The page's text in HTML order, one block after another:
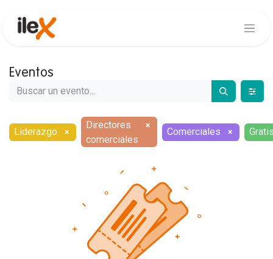
Eventos
Liderazgo ×
Directores
comerciales
×
Comerciales ×